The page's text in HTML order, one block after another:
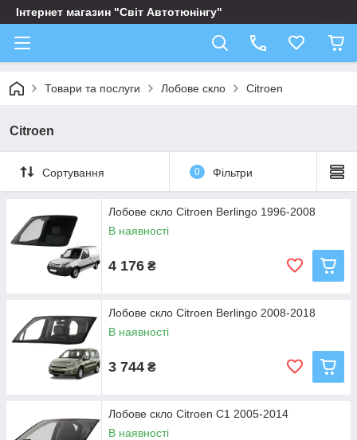
Інтернет магазин "Світ Автотюнінгу"
Товари та послуги Лобове скло Citroen
Citroen
Сортування 0 Фільтри
Лобове скло Citroen Berlingo 1996-2008
В наявності
4 176 ₴
Лобове скло Citroen Berlingo 2008-2018
В наявності
3 744 ₴
Лобове скло Citroen C1 2005-2014
В наявності